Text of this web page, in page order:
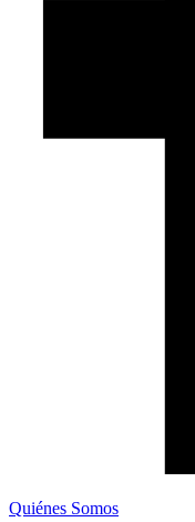
Quiénes Somos